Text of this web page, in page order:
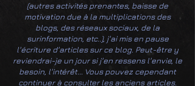
(autres activités prenantes, baisse de
motivation due à la multiplications des
blogs, des réseaux sociaux, de la
surinformation, etc..), j'ai mis en pause
l'écriture d'articles sur ce blog. Peut-être y
reviendrai-je un jour si j'en ressens l'envie, le
besoin, l'intérêt... Vous pouvez cependant
continuer à consulter les anciens articles.